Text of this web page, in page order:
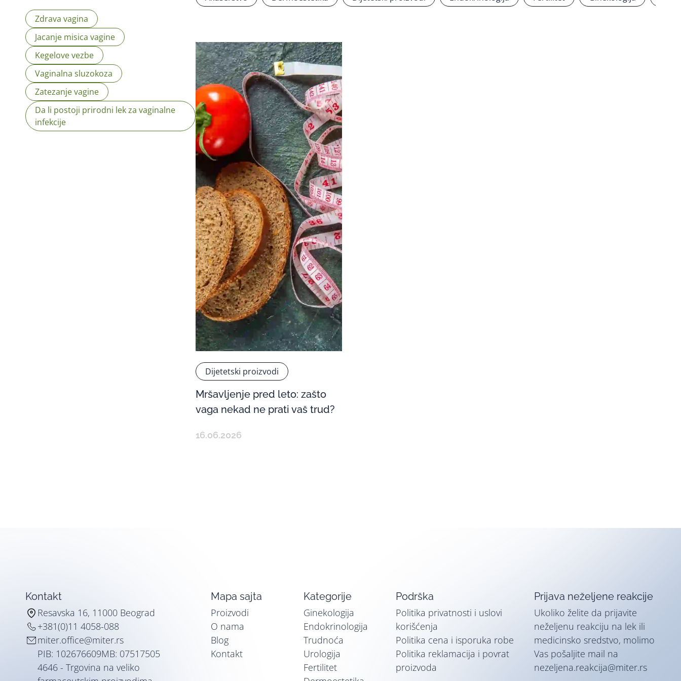
Zdrava vagina
Jacanje misica vagine
Kegelove vezbe
Vaginalna sluzokoza
Zatezanje vagine
Da li postoji prirodni lek za vaginalne
infekcije
Dijetetski proizvodi
Mršavljenje pred leto: zašto
vaga nekad ne prati vaš trud?
16.06.2026
Kontakt
Resavska 16, 11000 Beograd
+381(0)11 4058-088
miter.office@miter.rs
PIB: 102676609MB: 07517505
4646 - Trgovina na veliko
Mapa sajta
Proizvodi
O nama
Blog
Kontakt
Kategorije
Ginekologija
Endokrinologija
Trudnoća
Urologija
Fertilitet
Podrška
Politika privatnosti i uslovi
korišćenja
Politika cena i isporuka robe
Politika reklamacija i povrat
proizvoda
Prijava neželjene reakcije
Ukoliko želite da prijavite
neželjenu reakciju na lek ili
medicinsko sredstvo, molimo
Vas pošaljite mail na
nezeljena.reakcija@miter.rs